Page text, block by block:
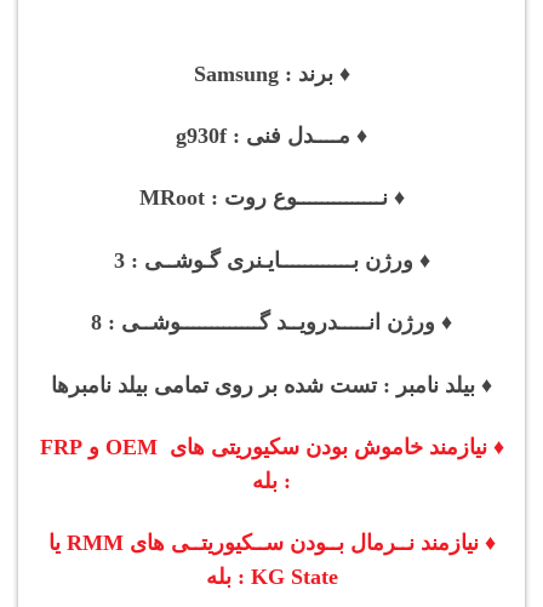
♦ برند : Samsung
♦ مــــدل فنی : g930f
♦ نــــــــــــــوع روت : MRoot
♦ ورژن بــــــــــــایـنری گـوشــی : 3
♦ ورژن انـــــدرویــد گـــــــــــــوشــی : 8
♦ بیلد نامبر : تست شده بر روی تمامی بیلد نامبرها
♦ نیازمند خاموش بودن سکیوریتی های OEM و FRP
: بله
♦ نیازمند نــرمال بــودن ســکیوریتــی های
RMM یا
KG State : بله